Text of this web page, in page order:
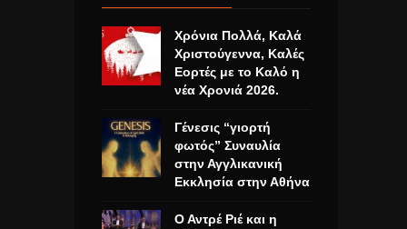
Χρόνια Πολλά, Καλά
Χριστούγεννα, Καλές
Εορτές με το Καλό η
νέα Χρονιά 2026.
Γένεσις “γιορτή
φωτός” Συναυλία
στην Αγγλικανική
Εκκλησία στην Αθήνα
Ο Αντρέ Ριέ και η